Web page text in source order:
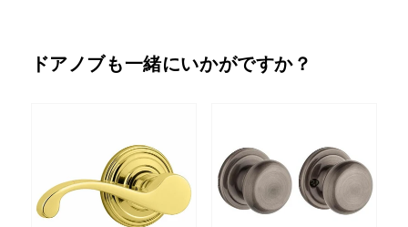
ドアノブも一緒にいかがですか？